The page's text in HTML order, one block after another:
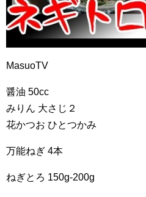
MasuoTV
醤油 50cc
みりん 大さじ２
花かつお ひとつかみ
万能ねぎ 4本
ねぎとろ 150g-200g